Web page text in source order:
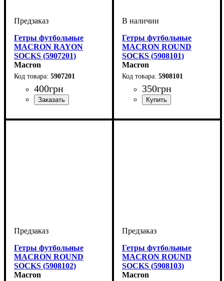
Гетры футбольные
MACRON RAYON
SOCKS (5907201)
Macron
5907201
400грн
Унисекс, Мужской
Гетры футбольные
MACRON ROUND
SOCKS (5908101)
Macron
5908101
350грн
Унисекс, Мужской
Гетры футбольные
MACRON ROUND
SOCKS (5908102)
Macron
Гетры футбольные
MACRON ROUND
SOCKS (5908103)
Macron